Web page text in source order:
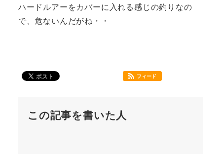
ハードルアーをカバーに入れる感じの釣りなの
で、危ないんだがね・・
フィード
この記事を書いた人